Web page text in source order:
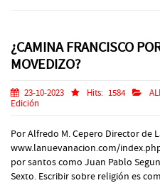
¿CAMINA FRANCISCO
MOVEDIZO?
23-10-2023 Hits: 1584
Edición
Por Alfredo M. Cepero Director de
www.lanuevanacion.com/
por santos como Juan Pablo
Sexto. Escribir sobre religión es